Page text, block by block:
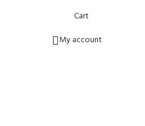
Cart
My account